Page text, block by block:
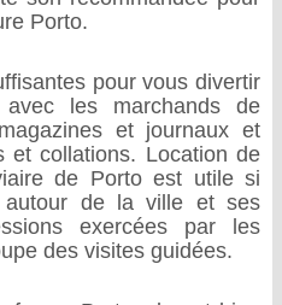
Porto.
pour vous divertir
les marchands de
et journaux et
et collations. Location de
de Porto est utile si
autour de la ville et ses
exercées par les
des visites guidées.